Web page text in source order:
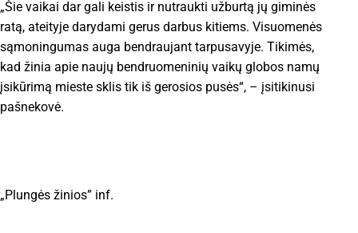
„Šie vai­kai dar ga­li keis­tis ir nu­trauk­ti už­bur­tą jų gi­mi­nės
ra­tą, at­ei­ty­je da­ry­da­mi ge­rus dar­bus ki­tiems. Vi­suo­me­nės
są­mo­nin­gu­mas au­ga ben­drau­jant tar­pu­sa­vy­je. Ti­ki­mės,
kad ži­nia apie nau­jų ben­druo­me­ni­nių vai­kų glo­bos na­mų
įsi­kū­ri­mą mies­te sklis tik iš ge­ro­sios pu­sės“, – įsi­ti­ki­nu­si
pa­šne­ko­vė.
„Plungės žinios” inf.